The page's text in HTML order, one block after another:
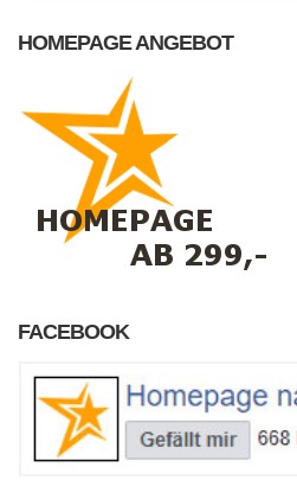
HOMEPAGE ANGEBOT
FACEBOOK